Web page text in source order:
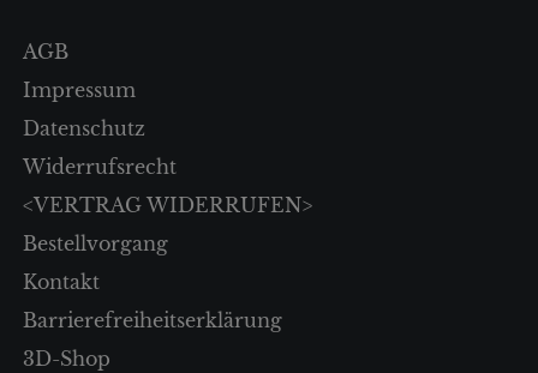
AGB
Impressum
Datenschutz
Widerrufsrecht
<VERTRAG WIDERRUFEN>
Bestellvorgang
Kontakt
Barrierefreiheitserklärung
3D-Shop